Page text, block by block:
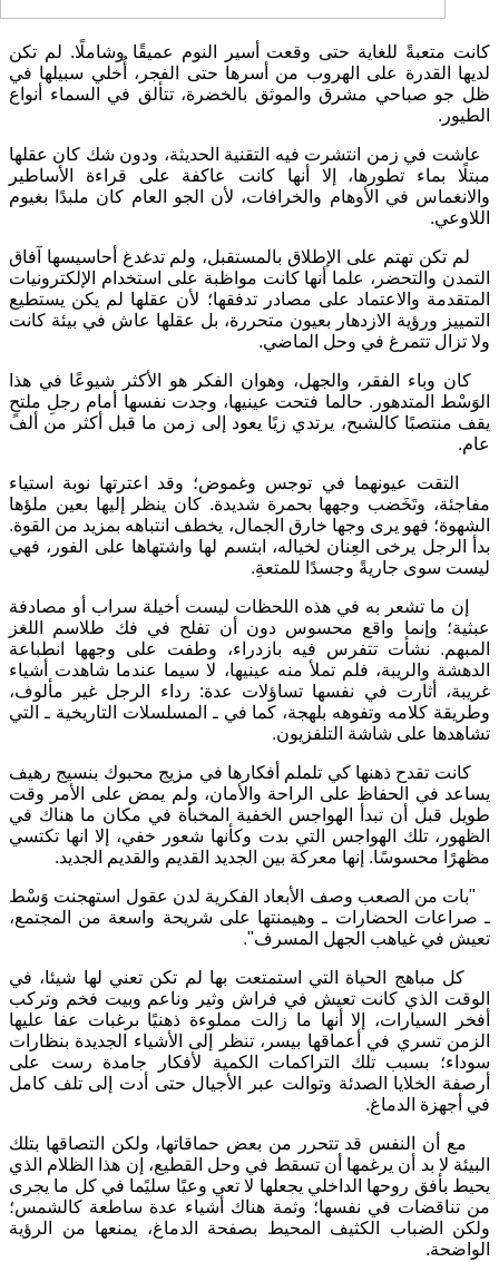
كانت متعبةً للغاية حتى وقعت أسير النوم عميقًا وشاملًا. لم تكن
لديها القدرة على الهروب من أسرها حتى الفجر، أُخلي سبيلها في
ظل جو صباحي مشرق والموثق بالخضرة، تتألق في السماء أنواع
الطيور.
عاشت في زمن انتشرت فيه التقنية الحديثة، ودون شك كان عقلها
مبتلًا بماء تطورها، إلا أنها كانت عاكفة على قراءة الأساطير
والانغماس في الأوهام والخرافات، لأن الجو العام كان ملبدًا بغيوم
اللاوعي.
لم تكن تهتم على الإطلاق بالمستقبل، ولم تدغدغ أحاسيسها آفاق
التمدن والتحضر، علما أنها كانت مواظبة على استخدام الإلكترونيات
المتقدمة والاعتماد على مصادر تدفقها؛ لأن عقلها لم يكن يستطيع
التمييز ورؤية الازدهار بعيون متحررة، بل عقلها عاش في بيئة كانت
ولا تزال تتمرغ في وحل الماضي.
كان وباء الفقر، والجهل، وهوان الفكر هو الأكثر شيوعًا في هذا
الوَسْط المتدهور. حالما فتحت عينيها، وجدت نفسها أمام رجلِ ملتحٍ
يقف منتصبًا كالشبح، يرتدي زيًا يعود إلى زمن ما قبل أكثر من ألف
عام.
التقت عيونهما في توجس وغموض؛ وقد اعترتها نوبة استياء
مفاجئة، وتَخَضب وجهها بحمرة شديدة. كان ينظر إليها بعين ملؤها
الشهوة؛ فهو يرى وجها خارق الجمال، يخطف انتباهه بمزيد من القوة.
بدأ الرجل يرخى العِنان لخياله، ابتسم لها واشتهاها على الفور، فهي
ليست سوى جاريةً وجسدًا للمتعةِ.
إن ما تشعر به في هذه اللحظات ليست أخيلة سراب أو مصادفة
عبثية؛ وإنما واقع محسوس دون أن تفلح في فك طلاسم اللغز
المبهم. نشأت تتفرس فيه بازدراء، وطفت على وجهها انطباعة
الدهشة والريبة، فلم تملأ منه عينيها، لا سيما عندما شاهدت أشياء
غريبة، أثارت في نفسها تساؤلات عدة: رداء الرجل غير مألوف،
وطريقة كلامه وتفوهه بلهجة، كما في ـ المسلسلات التاريخية ـ التي
تشاهدها على شاشة التلفزيون.
كانت تقدح ذهنها كي تلملم أفكارها في مزيج محبوك بنسيج رهيف
يساعد في الحفاظ على الراحة والأمان، ولم يمض على الأمر وقت
طويل قبل أن تبدأ الهواجس الخفية المخبأة في مكان ما هناك في
الظهور، تلك الهواجس التي بدت وكأنها شعور خفي، إلا انها تكتسي
مظهرًا محسوسًا. إنها معركة بين الجديد القديم والقديم الجديد.
"بات من الصعب وصف الأبعاد الفكرية لدن عقول استهجنت وَسْط
ـ صراعات الحضارات ـ وهيمنتها على شريحة واسعة من المجتمع،
تعيش في غياهب الجهل المسرف".
كل مباهج الحياة التي استمتعت بها لم تكن تعني لها شيئا، في
الوقت الذي كانت تعيش في فراش وثير وناعم وبيت فخم وتركب
أفخر السيارات، إلا أنها ما زالت مملوءة ذهنيًا برغبات عفا عليها
الزمن تسري في أعماقها بيسر، تنظر إلى الأشياء الجديدة بنظارات
سوداء؛ بسبب تلك التراكمات الكمية لأفكار جامدة رست على
أرصفة الخلايا الصدئة وتوالت عبر الأجيال حتى أدت إلى تلف كامل
في أجهزة الدماغ.
مع أن النفس قد تتحرر من بعض حماقاتها، ولكن التصاقها بتلك
البيئة لا بد أن يرغمها أن تسقط في وحل القطيع، إن هذا الظلام الذي
يحيط بأفق روحها الداخلي يجعلها لا تعي وعيًا سليًما في كل ما يجرى
من تناقضات في نفسها؛ وثمة هناك أشياء عدة ساطعة كالشمس؛
ولكن الضباب الكثيف المحيط بصفحة الدماغ، يمنعها من الرؤية
الواضحة.